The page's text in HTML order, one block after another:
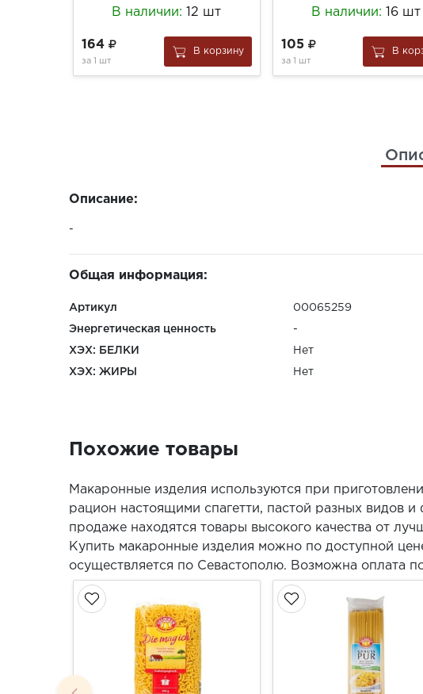
В наличии: 12 шт
164
за 1 шт
В корзину
В наличии: 16 шт
105
за 1 шт
В
Описание:
-
Общая информация:
Артикул 00065259
Энергетическая ценность -
ХЭХ: БЕЛКИ Нет
ХЭХ: ЖИРЫ Нет
Похожие товары
Макаронные изделия используются при
рацион настоящими спагетти, пастой разных видов
продаже находятся товары высокого качества от
Купить макаронные изделия можно по доступной
осуществляется по Севастополю. Возможна оплата